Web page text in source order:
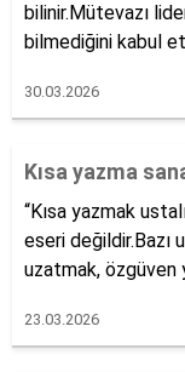
bilinir.Mütevazı
bilmediğini kabul
30.03.2026
Kısa yazma
“Kısa yazmak
eseri değildir.Bazı
uzatmak, özgüven
23.03.2026